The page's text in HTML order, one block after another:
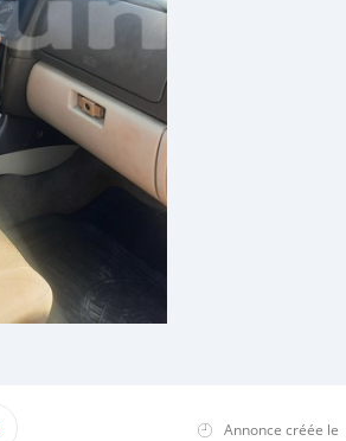
Annonce créée le